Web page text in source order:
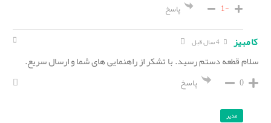
-1 پاسخ
کامبیز 4 سال قبل
سلام قطعه دستم رسید. با تشکر از راهنمایی های شما و ارسال سریع.
0 پاسخ
مدیر